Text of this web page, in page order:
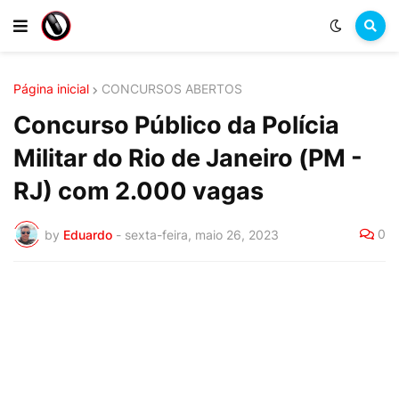
Página inicial CONCURSOS ABERTOS
Concurso Público da Polícia
Militar do Rio de Janeiro (PM -
RJ) com 2.000 vagas
by Eduardo - sexta-feira, maio 26, 2023 0